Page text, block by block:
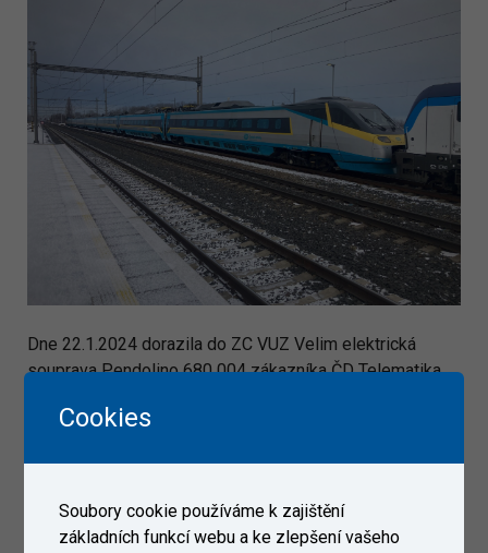
Dne 22.1.2024 dorazila do ZC VUZ Velim elektrická
souprava Pendolino 680 004 zákazníka ČD Telematika.
Cookies
Soubory cookie používáme k zajištění
základních funkcí webu a ke zlepšení vašeho